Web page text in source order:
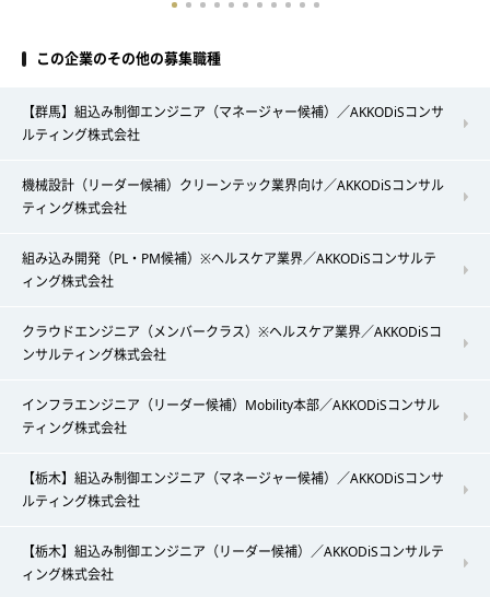
この企業のその他の募集職種
【群馬】組込み制御エンジニア（マネージャー候補）／AKKODiSコンサ
ルティング株式会社
機械設計（リーダー候補）クリーンテック業界向け／AKKODiSコンサル
ティング株式会社
組み込み開発（PL・PM候補）※ヘルスケア業界／AKKODiSコンサルテ
ィング株式会社
クラウドエンジニア（メンバークラス）※ヘルスケア業界／AKKODiSコ
ンサルティング株式会社
インフラエンジニア（リーダー候補）Mobility本部／AKKODiSコンサル
ティング株式会社
【栃木】組込み制御エンジニア（マネージャー候補）／AKKODiSコンサ
ルティング株式会社
【栃木】組込み制御エンジニア（リーダー候補）／AKKODiSコンサルテ
ィング株式会社